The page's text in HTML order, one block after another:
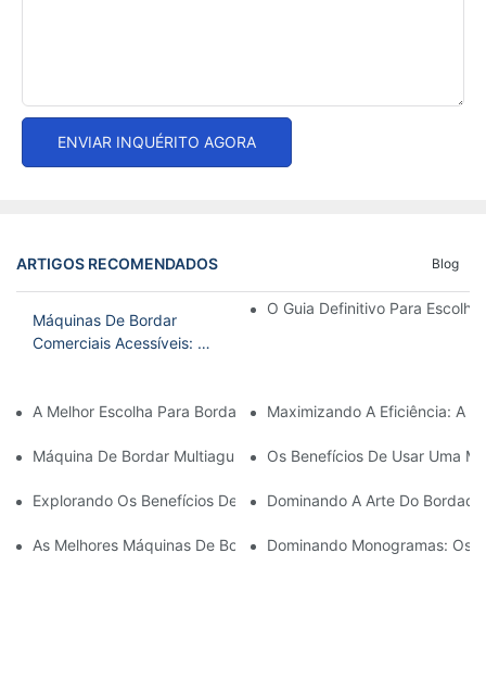
ENVIAR INQUÉRITO AGORA
ARTIGOS RECOMENDADOS Blog
Máquinas De Bordar
Comerciais Acessíveis: As
Qualidade
O Guia Definitivo Para
A Melhor Escolha Para Bordado Doméstico: A Melhor Máquina
Maximizando A Eficiência: A
Máquina De Bordar Multiagulhas Acessível: Uma Opção
Os Benefícios De Usar Uma
Explorando Os Benefícios De Uma Máquina De Bordar Com
Dominando A Arte Do
As Melhores Máquinas De Bordar Comerciais Pequenas Para O
Dominando Monogramas: Os